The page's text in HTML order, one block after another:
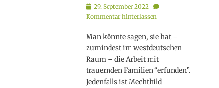
Posted
on
29. September 2022
Kommentar hinterlassen
Man könnte sagen, sie hat –
zumindest im westdeutschen
Raum – die Arbeit mit
trauernden Familien “erfunden”.
Jedenfalls ist Mechthild